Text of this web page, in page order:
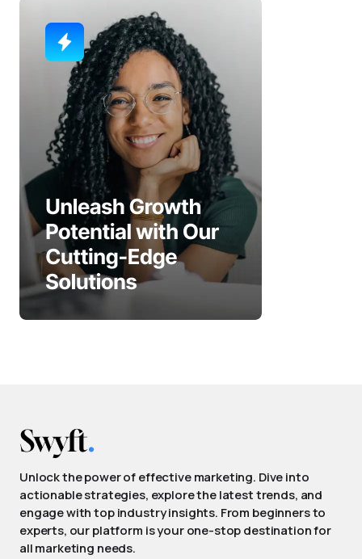
Unlock the power of effective marketing. Dive into
actionable strategies, explore the latest trends, and
engage with top industry insights. From beginners to
experts, our platform is your one-stop destination for
all marketing needs.